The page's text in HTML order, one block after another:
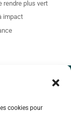
cookies pour
rendre plus vert
impact